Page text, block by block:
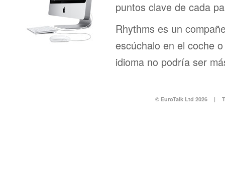
puntos clave de cada
Rhythms es un
escúchalo en el coche
idioma no podría ser
© EuroTalk Ltd 2026 |